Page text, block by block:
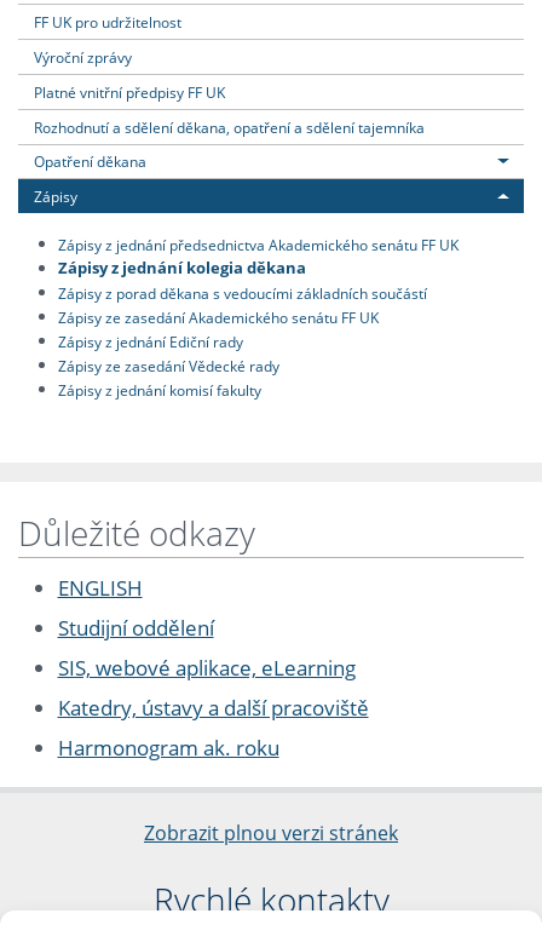
FF UK pro udržitelnost
Výroční zprávy
Platné vnitřní předpisy FF UK
Rozhodnutí a sdělení děkana, opatření a sdělení tajemníka
Opatření děkana
Zápisy
Zápisy z jednání předsednictva Akademického senátu FF UK
Zápisy z jednání kolegia děkana
Zápisy z porad děkana s vedoucími základních součástí
Zápisy ze zasedání Akademického senátu FF UK
Zápisy z jednání Ediční rady
Zápisy ze zasedání Vědecké rady
Zápisy z jednání komisí fakulty
Důležité odkazy
ENGLISH
Studijní oddělení
SIS, webové aplikace, eLearning
Katedry, ústavy a další pracoviště
Harmonogram ak. roku
Zobrazit plnou verzi stránek
Rychlé kontakty